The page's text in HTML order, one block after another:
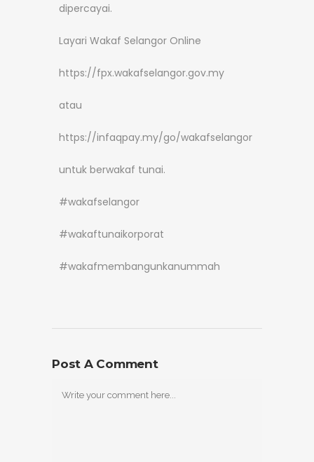
dipercayai.
Layari Wakaf Selangor Online
https://fpx.wakafselangor.gov.my
atau
https://infaqpay.my/go/wakafselangor
untuk berwakaf tunai.
#wakafselangor
#wakaftunaikorporat
#wakafmembangunkanummah
Post A Comment